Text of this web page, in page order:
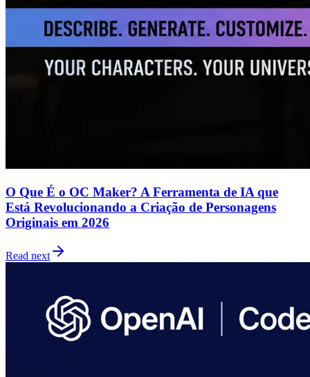
O Que É o OC Maker? A Ferramenta de IA que
Está Revolucionando a Criação de Personagens
Originais em 2026
Read next